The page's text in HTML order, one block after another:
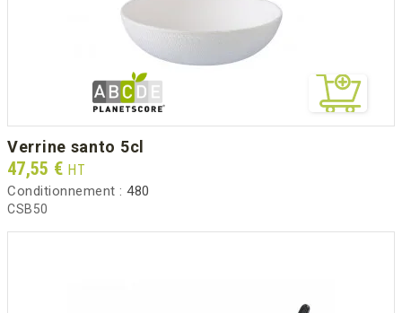
verrine santo 5cl
Prix
47,55 € HT
Conditionnement : 480
CSB50